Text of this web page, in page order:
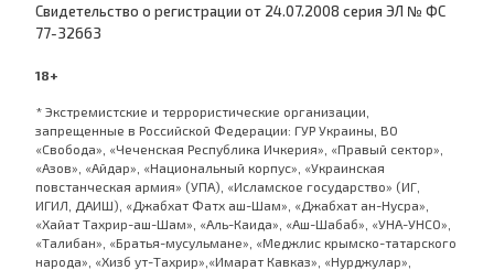
Cвидетельство о регистрации от 24.07.2008 серия ЭЛ № ФС
77-32663
18+
* Экстремистские и террористические организации,
запрещенные в Российской Федерации: ГУР Украины, ВО
«Свобода», «Чеченская Республика Ичкерия», «Правый сектор»,
«Азов», «Айдар», «Национальный корпус», «Украинская
повстанческая армия» (УПА), «Исламское государство» (ИГ,
ИГИЛ, ДАИШ), «Джабхат Фатх аш-Шам», «Джабхат ан-Нусра»,
«Хайат Тахрир-аш-Шам», «Аль-Каида», «Аш-Шабаб», «УНА-УНСО»,
«Талибан», «Братья-мусульмане», «Меджлис крымско-татарского
народа», «Хизб ут-Тахрир»,«Имарат Кавказ», «Нурджулар»,